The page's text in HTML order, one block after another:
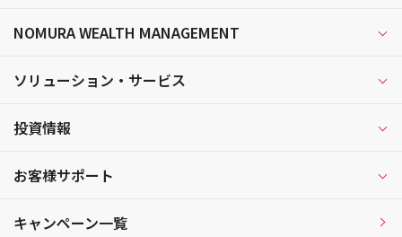
NOMURA WEALTH MANAGEMENT
ソリューション・サービス
投資情報
お客様サポート
キャンペーン一覧